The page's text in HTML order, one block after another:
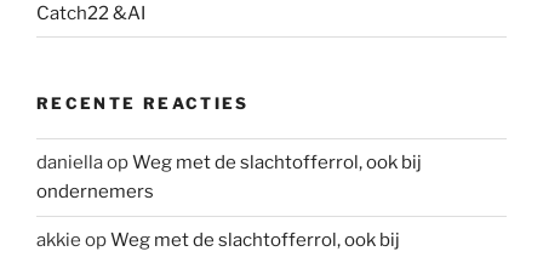
Catch22 &AI
RECENTE REACTIES
daniellaopWeg met de slachtofferrol, ook bij
ondernemers
akkie opWeg met de slachtofferrol, ook bij